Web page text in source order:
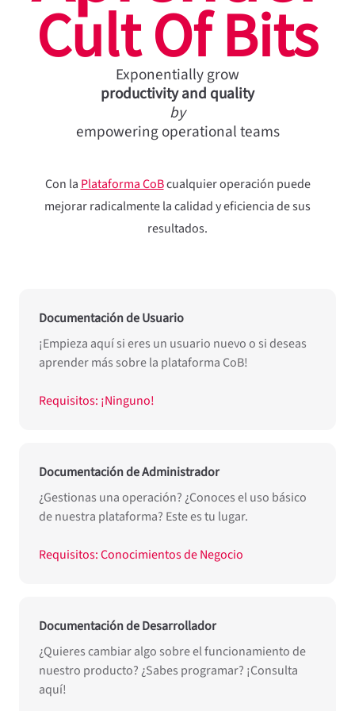
Cult Of Bits
Exponentially grow
productivity and quality
by
empowering operational teams
Con la Plataforma CoBcualquier operación puede
mejorar radicalmente la calidad y eficiencia de sus
resultados.
Documentación de Usuario
¡Empieza aquí si eres un usuario nuevo o si deseas
aprender más sobre la plataforma CoB!
Requisitos: ¡Ninguno!
Documentación de Administrador
¿Gestionas una operación? ¿Conoces el uso básico
de nuestra plataforma? Este es tu lugar.
Requisitos: Conocimientos de Negocio
Documentación de Desarrollador
¿Quieres cambiar algo sobre el funcionamiento de
nuestro producto? ¿Sabes programar? ¡Consulta
aquí!